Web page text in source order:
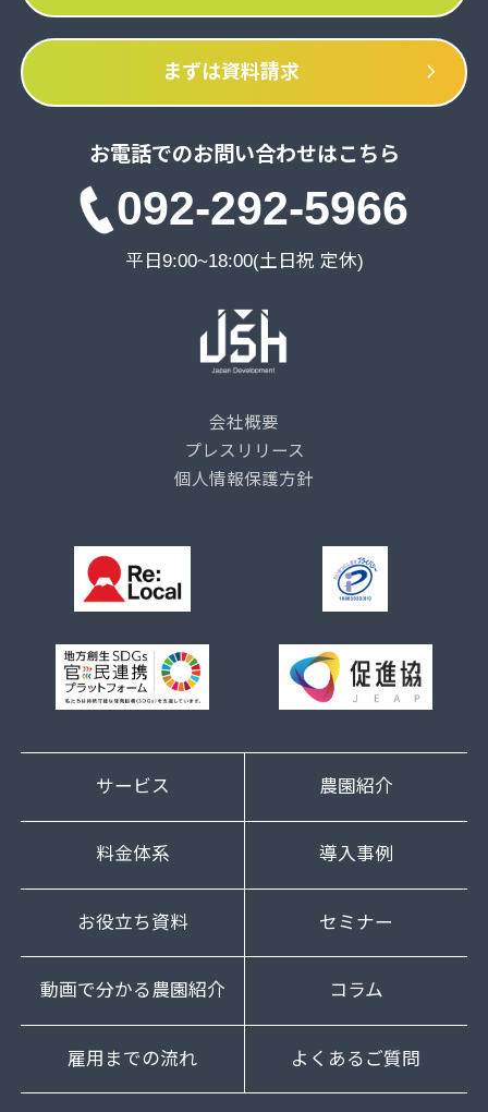
まずは資料請求 chevron_right
お電話でのお問い合わせはこちら
092-292-5966
平日9:00~18:00(土日祝 定休)
会社概要
プレスリリース
個人情報保護方針
サービス 農園紹介
料金体系 導入事例
お役立ち資料 セミナー
動画で分かる農園紹介 コラム
雇用までの流れ よくあるご質問